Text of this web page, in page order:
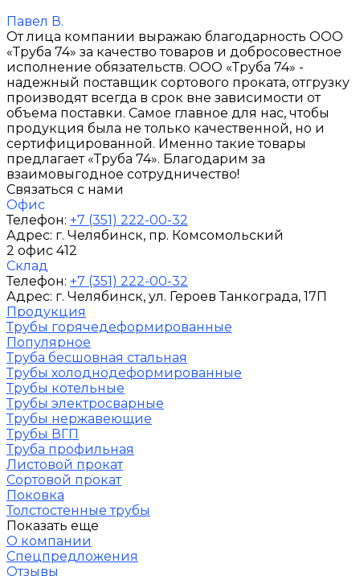
Павел В.
От лица компании выражаю благодарность ООО
«Труба 74» за качество товаров и добросовестное
исполнение обязательств. ООО «Труба 74» -
надежный поставщик сортового проката, отгрузку
производят всегда в срок вне зависимости от
объема поставки. Самое главное для нас, чтобы
продукция была не только качественной, но и
сертифицированной. Именно такие товары
предлагает «Труба 74». Благодарим за
взаимовыгодное сотрудничество!
Связаться с нами
Офис
Телефон: +7 (351) 222-00-32
Адрес: г. Челябинск, пр. Комсомольский
2 офис 412
Склад
Телефон: +7 (351) 222-00-32
Адрес: г. Челябинск, ул. Героев Танкограда, 17П
Продукция
Трубы горячедеформированные
Популярное
Труба бесшовная стальная
Трубы холоднодеформированные
Трубы котельные
Трубы электросварные
Трубы нержавеющие
Трубы ВГП
Труба профильная
Листовой прокат
Сортовой прокат
Поковка
Толстостенные трубы
Показать еще
О компании
Спецпредложения
Отзывы